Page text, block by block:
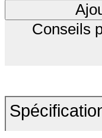
Conseils